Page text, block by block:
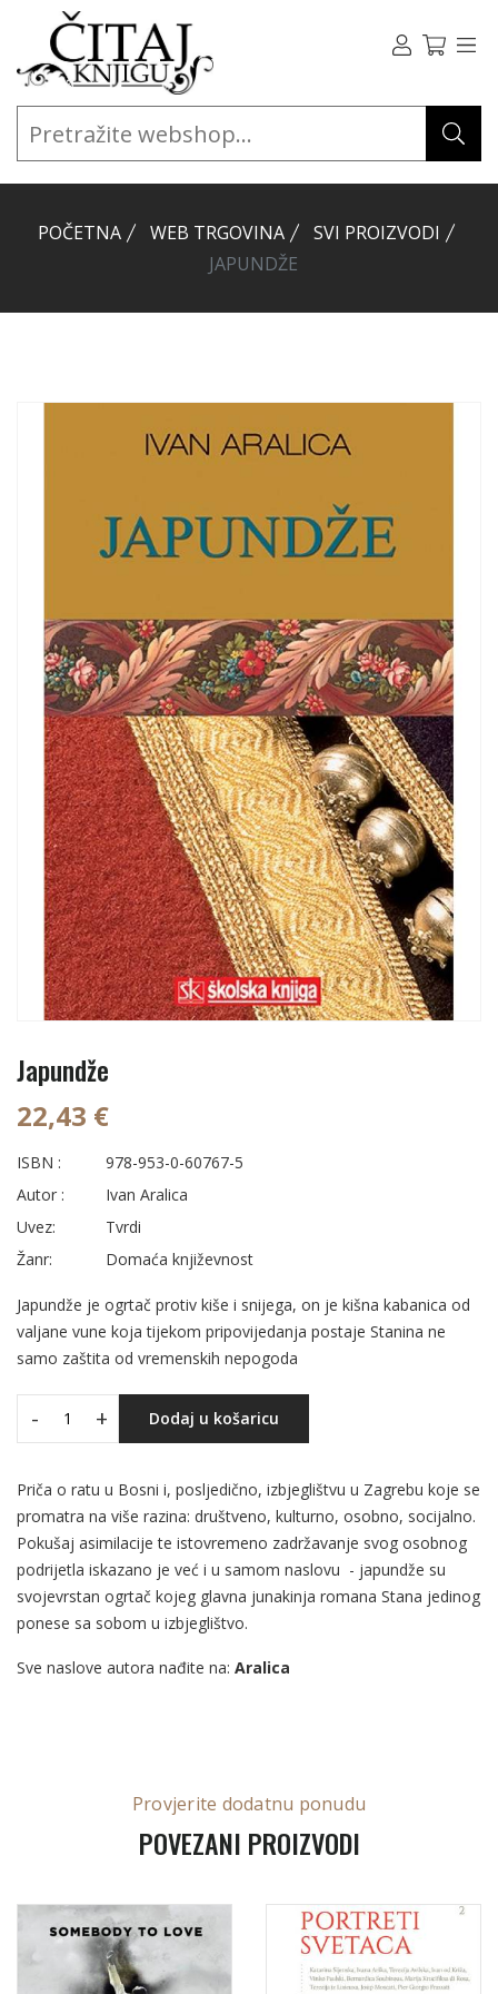
POČETNA WEB TRGOVINA
SVI PROIZVODI
JAPUNDŽE
Japundže
22,43 €
ISBN :
978-953-0-60767-5
Autor :
Ivan Aralica
Uvez:
Tvrdi
Žanr:
Domaća književnost
Japundže je ogrtač protiv kiše i snijega, on je kišna kabanica od
valjane vune koja tijekom pripovijedanja postaje Stanina ne
samo zaštita od vremenskih nepogoda
- + Dodaj u košaricu
Priča o ratu u Bosni i, posljedično, izbjeglištvu u Zagrebu koje se
promatra na više razina: društveno, kulturno, osobno, socijalno.
Pokušaj asimilacije te istovremeno zadržavanje svog osobnog
podrijetla iskazano je već i u samom naslovu - japundže su
svojevrstan ogrtač kojeg glavna junakinja romana Stana jedinog
ponese sa sobom u izbjeglištvo.
Sve naslove autora nađite na: Aralica
Provjerite dodatnu ponudu
POVEZANI PROIZVODI